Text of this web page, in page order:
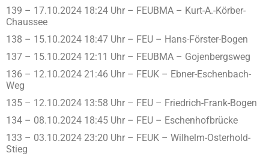
139 – 17.10.2024 18:24 Uhr – FEUBMA – Kurt-A.-Körber-
Chaussee
138 – 15.10.2024 18:47 Uhr – FEU – Hans-Förster-Bogen
137 – 15.10.2024 12:11 Uhr – FEUBMA – Gojenbergsweg
136 – 12.10.2024 21:46 Uhr – FEUK – Ebner-Eschenbach-
Weg
135 – 12.10.2024 13:58 Uhr – FEU – Friedrich-Frank-Bogen
134 – 08.10.2024 18:45 Uhr – FEU – Eschenhofbrücke
133 – 03.10.2024 23:20 Uhr – FEUK – Wilhelm-Osterhold-
Stieg